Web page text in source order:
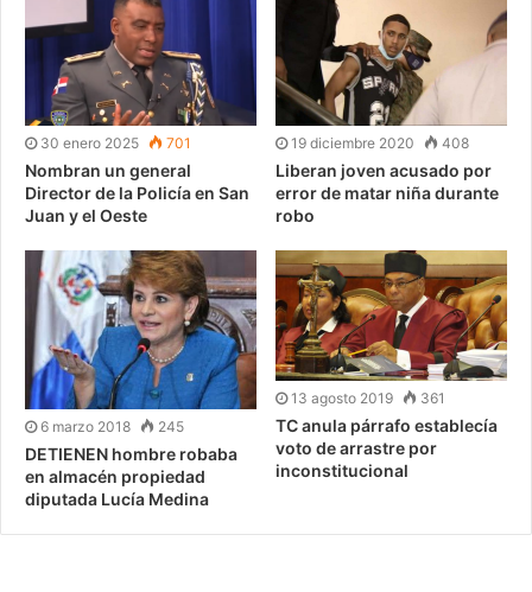
30 enero 2025 701
Nombran un general
Director de la Policía en San
Juan y el Oeste
19 diciembre 2020 408
Liberan joven acusado por
error de matar niña durante
robo
6 marzo 2018 245
DETIENEN hombre robaba
en almacén propiedad
diputada Lucía Medina
13 agosto 2019 361
TC anula párrafo establecía
voto de arrastre por
inconstitucional